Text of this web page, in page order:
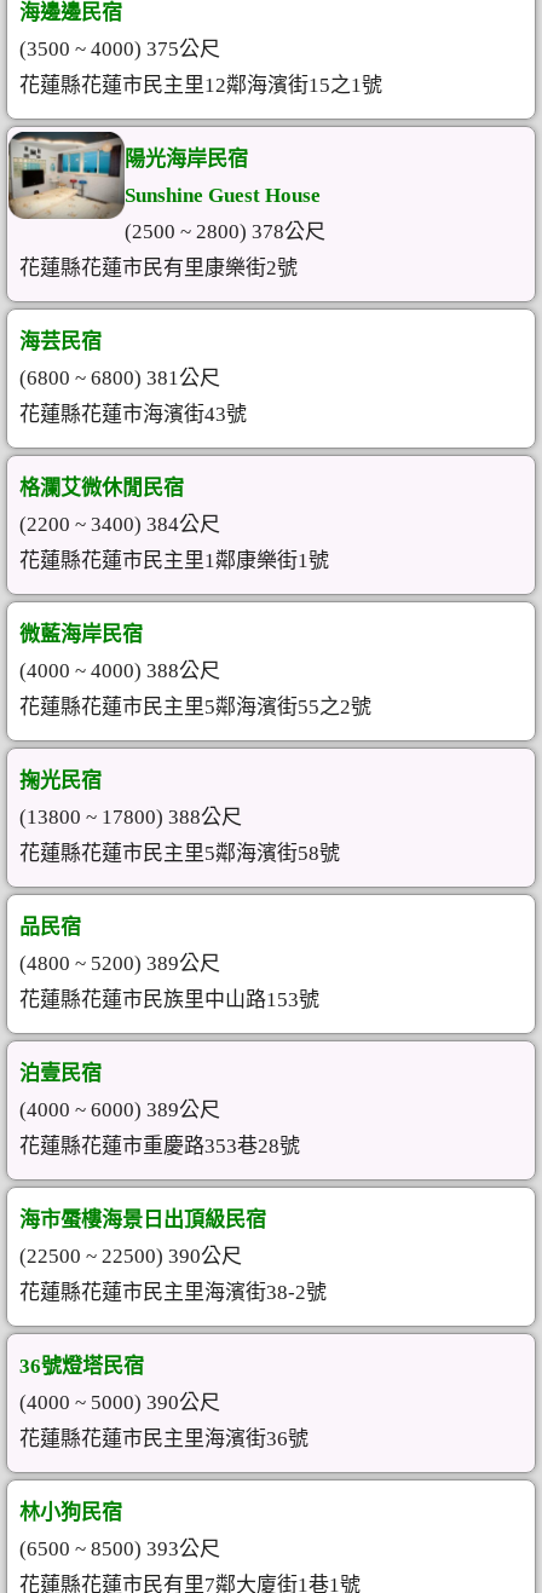
海邊邊民宿
(3500 ~ 4000) 375公尺
花蓮縣花蓮市民主里12鄰海濱街15之1號
陽光海岸民宿
Sunshine Guest House
(2500 ~ 2800) 378公尺
花蓮縣花蓮市民有里康樂街2號
海芸民宿
(6800 ~ 6800) 381公尺
花蓮縣花蓮市海濱街43號
格瀾艾微休閒民宿
(2200 ~ 3400) 384公尺
花蓮縣花蓮市民主里1鄰康樂街1號
微藍海岸民宿
(4000 ~ 4000) 388公尺
花蓮縣花蓮市民主里5鄰海濱街55之2號
掬光民宿
(13800 ~ 17800) 388公尺
花蓮縣花蓮市民主里5鄰海濱街58號
品民宿
(4800 ~ 5200) 389公尺
花蓮縣花蓮市民族里中山路153號
泊壹民宿
(4000 ~ 6000) 389公尺
花蓮縣花蓮市重慶路353巷28號
海市蜃樓海景日出頂級民宿
(22500 ~ 22500) 390公尺
花蓮縣花蓮市民主里海濱街38-2號
36號燈塔民宿
(4000 ~ 5000) 390公尺
花蓮縣花蓮市民主里海濱街36號
林小狗民宿
(6500 ~ 8500) 393公尺
花蓮縣花蓮市民有里7鄰大廈街1巷1號